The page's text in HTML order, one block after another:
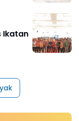
Ikatan